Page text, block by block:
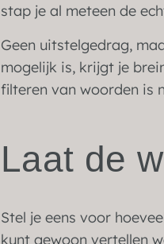
stap je al meteen de
Geen uitstelgedrag,
mogelijk is, krijgt je
filteren van woorden is
Laat de
Stel je eens voor
kunt gewoon vertellen